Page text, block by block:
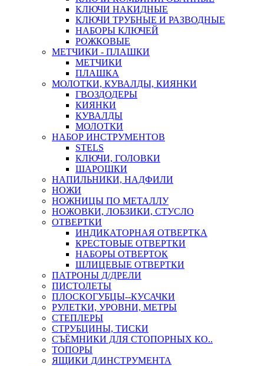
КЛЮЧИ НАКИДНЫЕ
КЛЮЧИ ТРУБНЫЕ И РАЗВОДНЫЕ
НАБОРЫ КЛЮЧЕЙ
РОЖКОВЫЕ
МЕТЧИКИ - ПЛАШКИ
МЕТЧИКИ
ПЛАШКА
МОЛОТКИ, КУВАЛДЫ, КИЯНКИ
ГВОЗДОДЕРЫ
КИЯНКИ
КУВАЛДЫ
МОЛОТКИ
НАБОР ИНСТРУМЕНТОВ
STELS
КЛЮЧИ, ГОЛОВКИ
ШАРОШКИ
НАПИЛЬНИКИ, НАДФИЛИ
НОЖИ
НОЖНИЦЫ ПО МЕТАЛЛУ
НОЖОВКИ, ЛОБЗИКИ, СТУСЛО
ОТВЕРТКИ
ИНДИКАТОРНАЯ ОТВЕРТКА
КРЕСТОВЫЕ ОТВЕРТКИ
НАБОРЫ ОТВЕРТОК
ШЛИЦЕВЫЕ ОТВЕРТКИ
ПАТРОНЫ Д/ДРЕЛИ
ПИСТОЛЕТЫ
ПЛОСКОГУБЦЫ--КУСАЧКИ
РУЛЕТКИ, УРОВНИ, МЕТРЫ
СТЕПЛЕРЫ
СТРУБЦИНЫ, ТИСКИ
СЪЁМНИКИ ДЛЯ СТОПОРНЫХ КО..
ТОПОРЫ
ЯЩИКИ Д/ИНСТРУМЕНТА